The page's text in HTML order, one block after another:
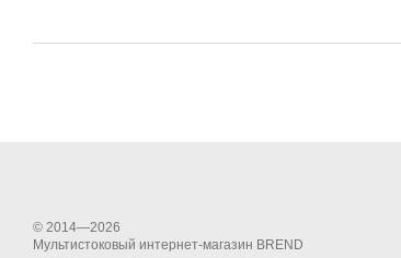
© 2014—2026
Мультистоковый интернет-магазин BREND